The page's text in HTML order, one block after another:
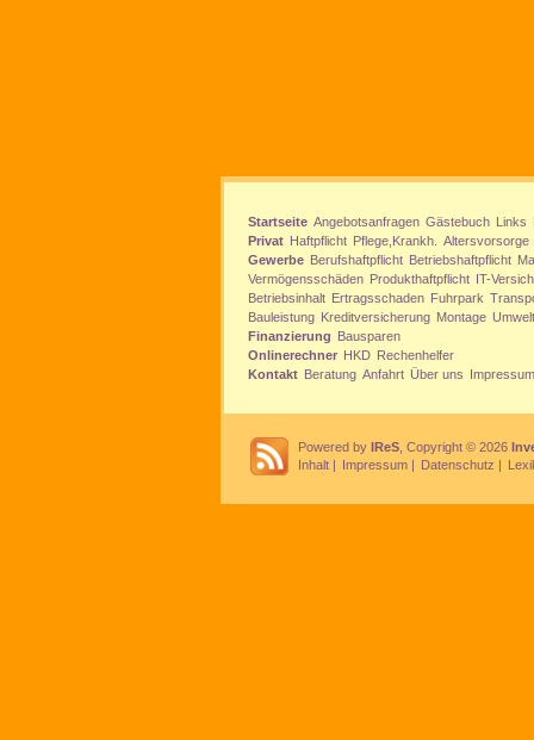
Startseite Angebotsanfragen Gästebuch Links
Privat Haftpflicht Pflege,Krankh.
Altersvorsorge
Gewerbe Berufshaftpflicht Betriebshaftpflicht
Vermögensschäden Produkthaftpflicht IT-
Betriebsinhalt Ertragsschaden Fuhrpark
Bauleistung Kreditversicherung Montage Umwelt
Finanzierung Bausparen
Onlinerechner HKD Rechenhelfer
Kontakt Beratung Anfahrt Über uns Impressum
Powered by IReS , Copyright © 2026
Inhalt | Impressum | Datenschutz |